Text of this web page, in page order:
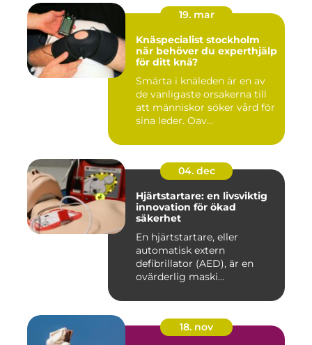
19. mar
Knäspecialist stockholm
när behöver du experthjälp
för ditt knä?
Smärta i knäleden är en av
de vanligaste orsakerna till
att människor söker vård för
sina leder. Oav...
04. dec
Hjärtstartare: en livsviktig
innovation för ökad
säkerhet
En hjärtstartare, eller
automatisk extern
defibrillator (AED), är en
ovärderlig maski...
18. nov